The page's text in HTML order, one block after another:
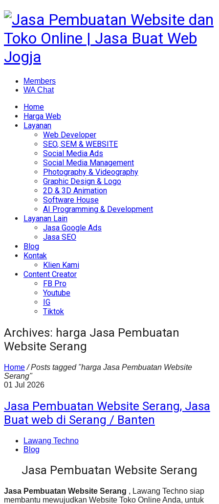
Members
WA Chat
Home
Harga Web
Layanan
Web Developer
SEO, SEM & WEBSITE
Social Media Ads
Social Media Management
Photography & Videography
Graphic Design & Logo
2D & 3D Animation
Software House
AI Programming & Development
Layanan Lain
Jasa Google Ads
Jasa SEO
Blog
Kontak
Klien Kami
Content Creator
FB Pro
Youtube
IG
Tiktok
Archives: harga Jasa Pembuatan
Website Serang
Home / Posts tagged "harga Jasa Pembuatan Website
Serang"
01 Jul 2026
Jasa Pembuatan Website Serang, Jasa
Buat web di Serang / Banten
Lawang Techno
Blog
Jasa Pembuatan Website Serang
Jasa Pembuatan Website Serang , Lawang Techno siap
membantu mewujudkan Website Toko Online Anda, untuk